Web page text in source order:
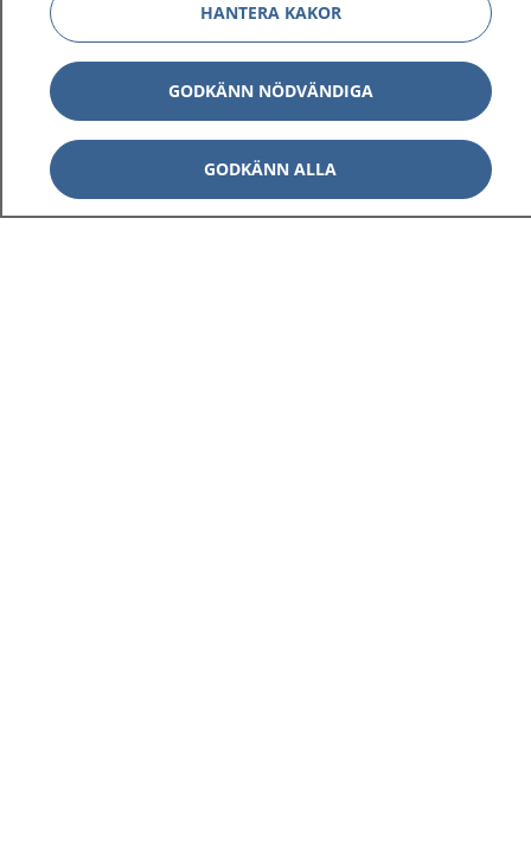
1177–tryggt om din hälsa och vård
På 1177.se får du råd om hälsa och information om
sjukdomar och vilka mottagningar du kan kontakta.
Logga in för att läsa din journal och göra dina
vårdärenden. Ring telefonnummer 1177 för
sjukvårdsrådgivning dygnet runt.
HANTERA KAKOR
GODKÄNN NÖDVÄNDIGA
GODKÄNN ALLA